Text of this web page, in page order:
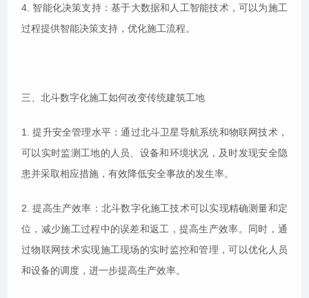
4. 智能化决策支持：基于大数据和人工智能技术，可以为施工
过程提供智能决策支持，优化施工流程。
三、北斗数字化施工如何改变传统建筑工地
1. 提升安全管理水平：通过北斗卫星导航系统和物联网技术，
可以实时监测工地的人员、设备和环境状况，及时发现安全隐
患并采取相应措施，有效降低安全事故的发生率。
2. 提高生产效率：北斗数字化施工技术可以实现精确测量和定
位，减少施工过程中的误差和返工，提高生产效率。同时，通
过物联网技术实现施工现场的实时监控和管理，可以优化人员
和设备的调度，进一步提高生产效率。